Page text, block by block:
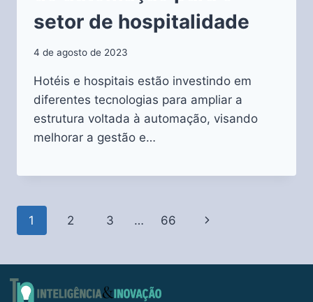
setor de hospitalidade
4 de agosto de 2023
Hotéis e hospitais estão investindo em
diferentes tecnologias para ampliar a
estrutura voltada à automação, visando
melhorar a gestão e…
1 2 3 … 66